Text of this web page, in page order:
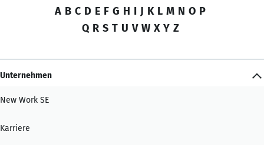
A B C D E F G H I J K L M N O P
Q R S T U V W X Y Z
Unternehmen
New Work SE
Karriere